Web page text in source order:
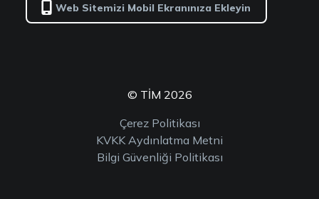
Web Sitemizi Mobil Ekranınıza Ekleyin
© TİM 2026
Çerez Politikası
KVKK Aydınlatma Metni
Bilgi Güvenliği Politikası